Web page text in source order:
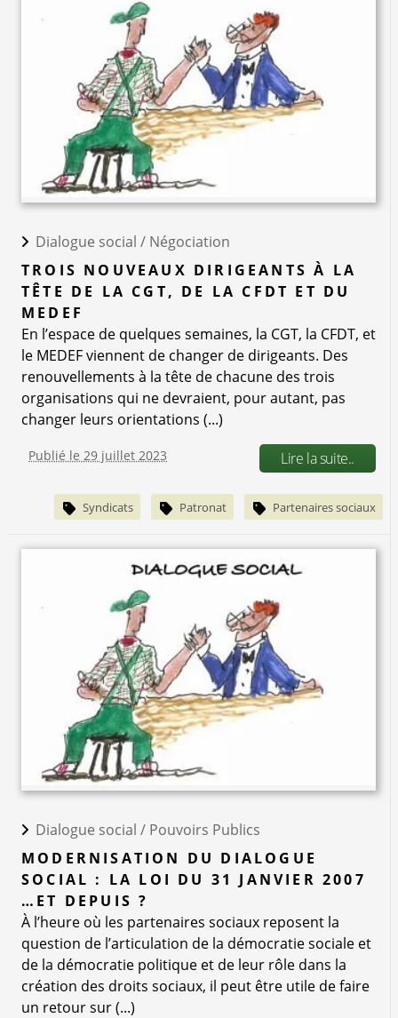
Dialogue social / Négociation
TROIS NOUVEAUX DIRIGEANTS À LA
TÊTE DE LA CGT, DE LA CFDT ET DU
MEDEF
En l’espace de quelques semaines, la CGT, la CFDT, et
le MEDEF viennent de changer de dirigeants. Des
renouvellements à la tête de chacune des trois
organisations qui ne devraient, pour autant, pas
changer leurs orientations (...)
Publié le 29 juillet 2023 Lire la suite..
Syndicats Patronat Partenaires sociaux
Dialogue social / Pouvoirs Publics
MODERNISATION DU DIALOGUE
SOCIAL : LA LOI DU 31 JANVIER 2007
…ET DEPUIS ?
À l’heure où les partenaires sociaux reposent la
question de l’articulation de la démocratie sociale et
de la démocratie politique et de leur rôle dans la
création des droits sociaux, il peut être utile de faire
un retour sur (...)